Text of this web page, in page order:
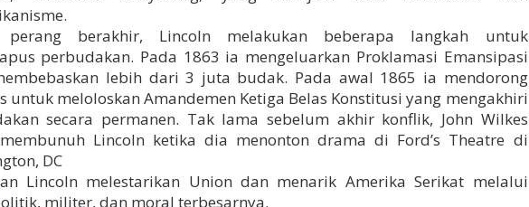
perang berakhir, Lincoln melakukan beberapa langkah untuk
perbudakan. Pada 1863 ia mengeluarkan Proklamasi Emansipasi
lebih dari 3 juta budak. Pada awal 1865 ia mendorong
untuk meloloskan Amandemen Ketiga Belas Konstitusi yang mengakhiri
secara permanen. Tak lama sebelum akhir konflik, John Wilkes
Lincoln ketika dia menonton drama di Ford’s Theatre di
DC
Lincoln melestarikan Union dan menarik Amerika Serikat melalui
militer, dan moral terbesarnya.